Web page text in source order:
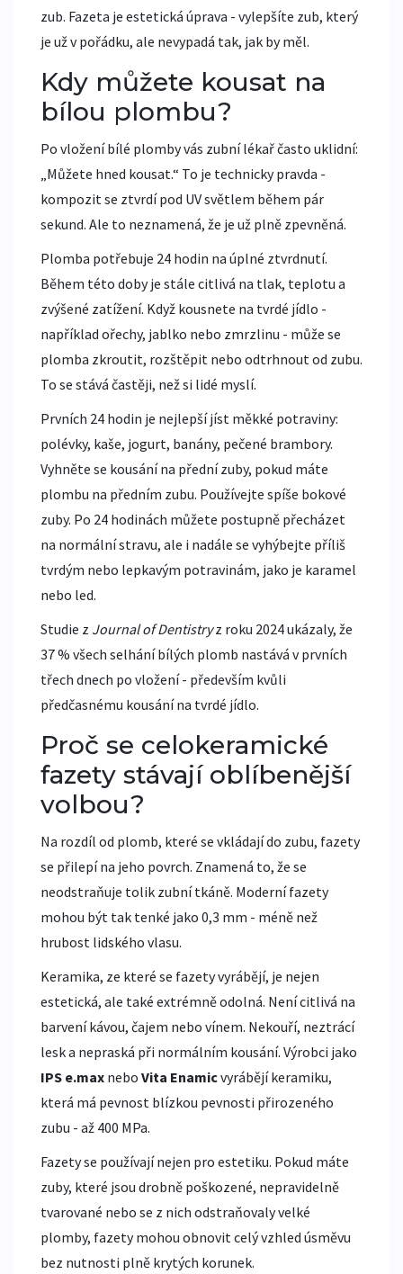
zub. Fazeta je estetická úprava - vylepšíte zub, který
je už v pořádku, ale nevypadá tak, jak by měl.
Kdy můžete kousat na
bílou plombu?
Po vložení bílé plomby vás zubní lékař často uklidní:
„Můžete hned kousat.“ To je technicky pravda -
kompozit se ztvrdí pod UV světlem během pár
sekund. Ale to neznamená, že je už plně zpevněná.
Plomba potřebuje 24 hodin na úplné ztvrdnutí.
Během této doby je stále citlivá na tlak, teplotu a
zvýšené zatížení. Když kousnete na tvrdé jídlo -
například ořechy, jablko nebo zmrzlinu - může se
plomba zkroutit, rozštěpit nebo odtrhnout od zubu.
To se stává častěji, než si lidé myslí.
Prvních 24 hodin je nejlepší jíst měkké potraviny:
polévky, kaše, jogurt, banány, pečené brambory.
Vyhněte se kousání na přední zuby, pokud máte
plombu na předním zubu. Používejte spíše bokové
zuby. Po 24 hodinách můžete postupně přecházet
na normální stravu, ale i nadále se vyhýbejte příliš
tvrdým nebo lepkavým potravinám, jako je karamel
nebo led.
Studie z Journal of Dentistryz roku 2024 ukázaly, že
37 % všech selhání bílých plomb nastává v prvních
třech dnech po vložení - především kvůli
předčasnému kousání na tvrdé jídlo.
Proč se celokeramické
fazety stávají oblíbenější
volbou?
Na rozdíl od plomb, které se vkládají do zubu, fazety
se přilepí na jeho povrch. Znamená to, že se
neodstraňuje tolik zubní tkáně. Moderní fazety
mohou být tak tenké jako 0,3 mm - méně než
hrubost lidského vlasu.
Keramika, ze které se fazety vyrábějí, je nejen
estetická, ale také extrémně odolná. Není citlivá na
barvení kávou, čajem nebo vínem. Nekouří, neztrácí
lesk a nepraská při normálním kousání. Výrobci jako
IPS e.max nebo Vita Enamicvyrábějí keramiku,
která má pevnost blízkou pevnosti přirozeného
zubu - až 400 MPa.
Fazety se používají nejen pro estetiku. Pokud máte
zuby, které jsou drobně poškozené, nepravidelně
tvarované nebo se z nich odstraňovaly velké
plomby, fazety mohou obnovit celý vzhled úsměvu
bez nutnosti plně krytých korunek.